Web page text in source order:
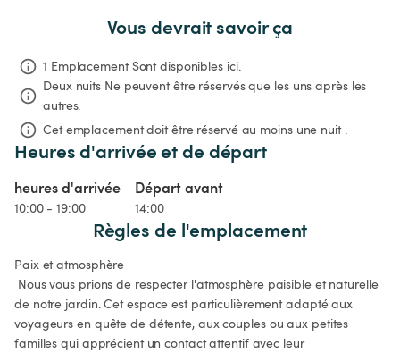
Vous devrait savoir ça
1 Emplacement Sont disponibles ici.
Deux nuits Ne peuvent être réservés que les uns après les
autres.
Cet emplacement doit être réservé au moins une nuit .
Heures d'arrivée et de départ
heures d'arrivée
10:00 - 19:00
Départ avant
14:00
Règles de l'emplacement
Paix et atmosphère
de notre jardin. Cet espace est particulièrement adapté aux
voyageurs en quête de détente, aux couples ou aux petites
familles qui apprécient un contact attentif avec leur